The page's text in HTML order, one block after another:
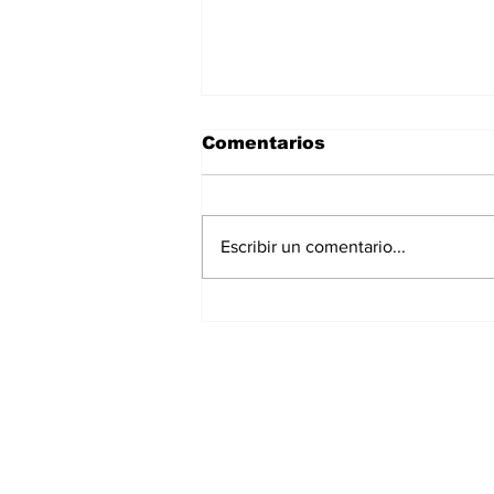
Comentarios
Escribir un comentario...